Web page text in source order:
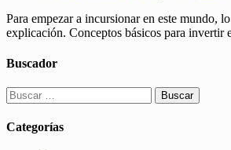
Para empezar a incursionar en este mundo,
explicación. Conceptos básicos para
Buscador
Buscar:
Categorías